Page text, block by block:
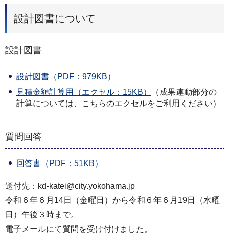
設計図書について
設計図書
設計図書（PDF：979KB）
見積金額計算用（エクセル：15KB）
（成果連動部分の
計算については、こちらのエクセルをご利用ください）
質問回答
回答書（PDF：51KB）
送付先：kd-katei@city.yokohama.jp
令和６年６月14日（金曜日）から令和６年６月19日（水曜
日）午後３時まで。
電子メールにて質問を受け付けました。